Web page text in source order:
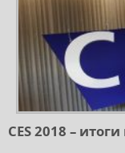
CES 2018 –